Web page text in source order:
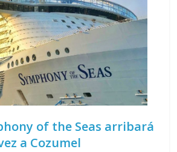
of the Seas arribará
a Cozumel